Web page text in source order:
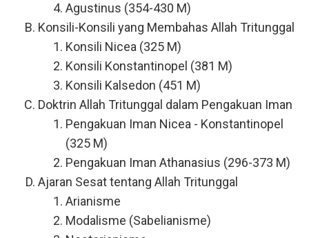
Agustinus (354-430 M)
Konsili-Konsili yang Membahas Allah Tritunggal
Konsili Nicea (325 M)
Konsili Konstantinopel (381 M)
Konsili Kalsedon (451 M)
Doktrin Allah Tritunggal dalam Pengakuan Iman
Pengakuan Iman Nicea - Konstantinopel
(325 M)
Pengakuan Iman Athanasius (296-373 M)
Ajaran Sesat tentang Allah Tritunggal
Arianisme
Modalisme (Sabelianisme)